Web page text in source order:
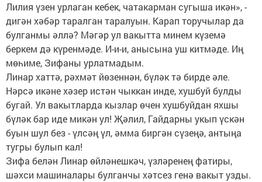
Лилия үзен урлаган кебек, чатакарман сугыша икән», -
дигән хәбәр таралган таралуын. Карап торучылар да
булганмы әллә? Мәгәр ул вакытта минем күземә
беркем дә күренмәде. И-и-и, анысына уш китмәде. Иң
мөһиме, Зифаны урлатмадым.
Линар хаттә, рәхмәт йөзеннән, бүләк тә бирде әле.
Нәрсә икәне хәзер истән чыккан инде, хушбуй булды
бугай. Ул вакытларда кызлар өчен хушбуйдан яхшы
бүләк бар иде микән ул! Җәлил, Гайдарны укып үскән
буын шул без - үлсәң үл, әмма биргән сүзеңә, антыңа
тугры булып кал!
Зифа белән Линар өйләнешкәч, үзләренең фатиры,
шәхси машиналары булганчы хәтсез генә вакыт узды.